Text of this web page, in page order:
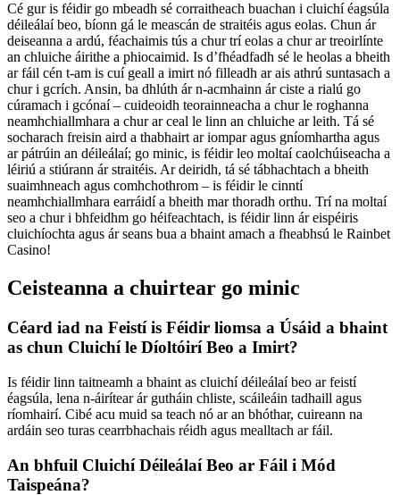
Cé gur is féidir go mbeadh sé corraitheach buachan i cluichí éagsúla
déileálaí beo, bíonn gá le meascán de straitéis agus eolas. Chun ár
deiseanna a ardú, féachaimis tús a chur trí eolas a chur ar treoirlínte
an chluiche áirithe a phiocaimid. Is d’fhéadfadh sé le heolas a bheith
ar fáil cén t-am is cuí geall a imirt nó filleadh ar ais athrú suntasach a
chur i gcrích. Ansin, ba dhlúth ár n-acmhainn ár ciste a rialú go
cúramach i gcónaí – cuideoidh teorainneacha a chur le roghanna
neamhchiallmhara a chur ar ceal le linn an chluiche ar leith. Tá sé
socharach freisin aird a thabhairt ar iompar agus gníomhartha agus
ar pátrúin an déileálaí; go minic, is féidir leo moltaí caolchúiseacha a
léiriú a stiúrann ár straitéis. Ar deiridh, tá sé tábhachtach a bheith
suaimhneach agus comhchothrom – is féidir le cinntí
neamhchiallmhara earráidí a bheith mar thoradh orthu. Trí na moltaí
seo a chur i bhfeidhm go héifeachtach, is féidir linn ár eispéiris
cluichíochta agus ár seans bua a bhaint amach a fheabhsú le Rainbet
Casino!
Ceisteanna a chuirtear go minic
Céard iad na Feistí is Féidir liomsa a Úsáid a bhaint
as chun Cluichí le Díoltóirí Beo a Imirt?
Is féidir linn taitneamh a bhaint as cluichí déileálaí beo ar feistí
éagsúla, lena n-áirítear ár gutháin chliste, scáileáin tadhaill agus
ríomhairí. Cibé acu muid sa teach nó ar an bhóthar, cuireann na
ardáin seo turas cearrbhachais réidh agus mealltach ar fáil.
An bhfuil Cluichí Déileálaí Beo ar Fáil i Mód
Taispeána?